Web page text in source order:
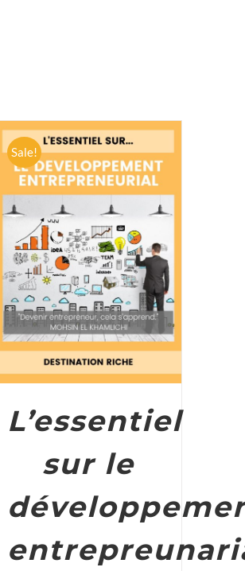
Sale!
ADD TO CART / DETAILS
L’essentiel
sur le